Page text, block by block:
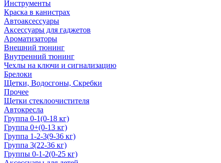
Инструменты
Краска в канистрах
Автоаксессуары
Аксессуары для гаджетов
Ароматизаторы
Внешний тюнинг
Внутренний тюнинг
Чехлы на ключи и сигнализацию
Брелоки
Щетки, Водосгоны, Скребки
Прочее
Щетки стеклоочистителя
Автокресла
Группа 0-1(0-18 кг)
Группа 0+(0-13 кг)
Группа 1-2-3(9-36 кг)
Группа 3(22-36 кг)
Группы 0-1-2(0-25 кг)